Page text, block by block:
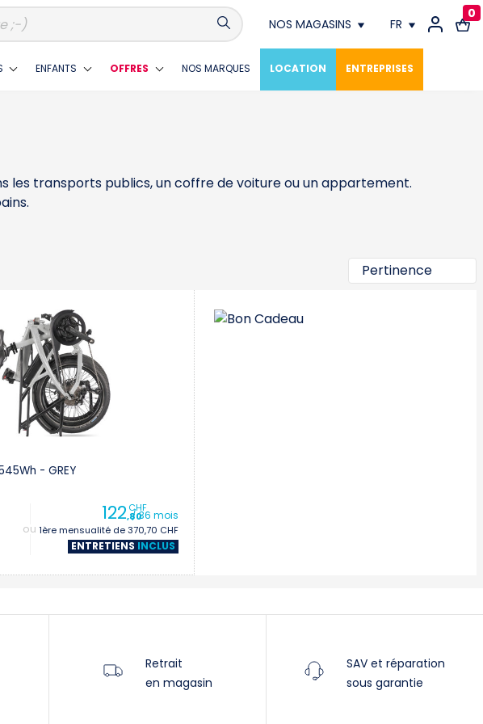
NOS MAGASINS
Conthey
Genève
FR
FR
0
ENFANTS OFFRES NOS MARQUES LOCATION ENTREPRISES
transports publics, un coffre de voiture ou un appartement.
- GREY
122,80
CHF
/ 36 mois
+ 1ère mensualité de 370,70 CHF
ENTRETIENS INCLUS
Retrait
en magasin
SAV et réparation
sous garantie